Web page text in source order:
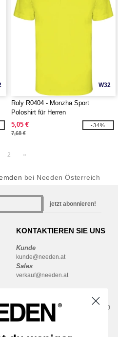
W32
Roly R0404 - Monzha Sport
Poloshirt für Herren
5,05 €
7,68 €
-34%
2 »
bei Needen Österreich
jetzt abonnieren!
KONTAKTIEREN SIE UNS
Kunde
kunde@needen.at
Sales
verkauf@needen.at
Montag – Donnerstag: 10:00–13:00
& 14:00–17:30